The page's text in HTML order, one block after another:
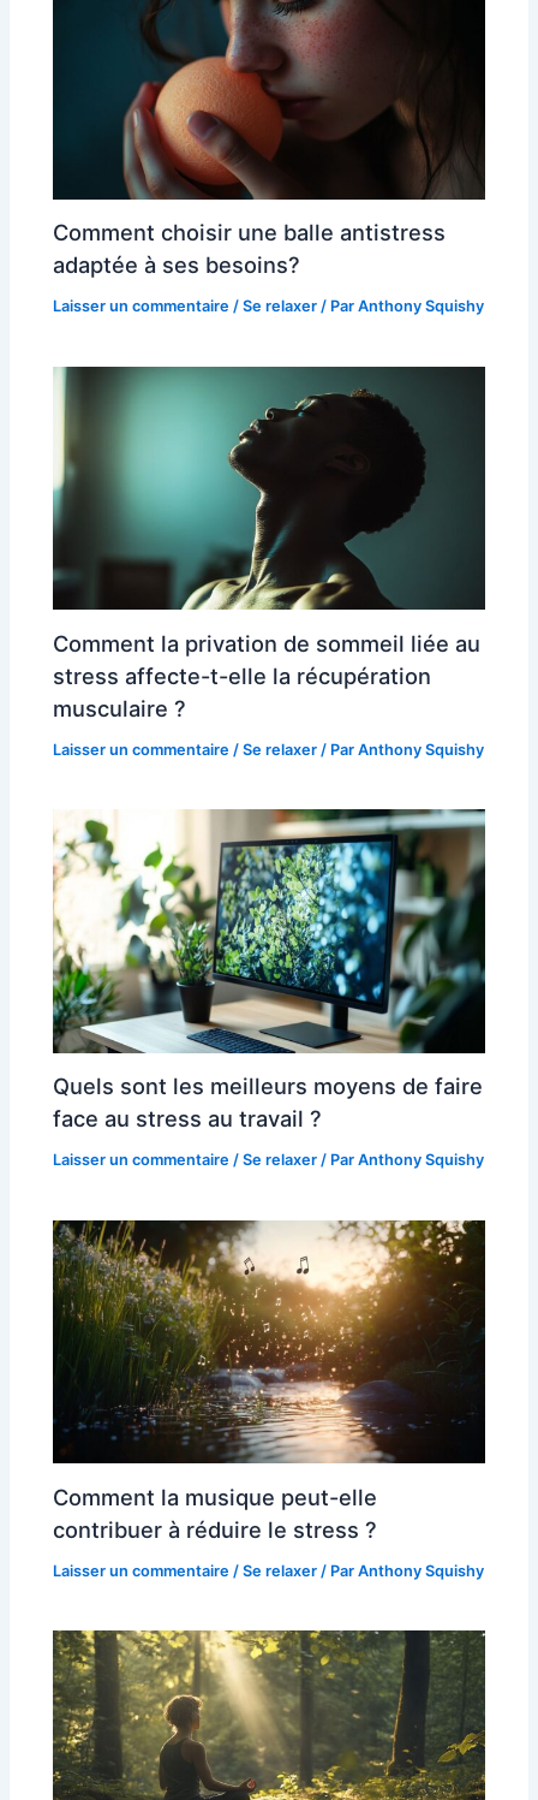
Comment choisir une balle antistress
adaptée à ses besoins?
Laisser un commentaire /Se relaxer / ParAnthony Squishy
Comment la privation de sommeil liée au
stress affecte-t-elle la récupération
musculaire ?
Laisser un commentaire /Se relaxer / ParAnthony Squishy
Quels sont les meilleurs moyens de faire
face au stress au travail ?
Laisser un commentaire /Se relaxer / ParAnthony Squishy
Comment la musique peut-elle
contribuer à réduire le stress ?
Laisser un commentaire /Se relaxer / ParAnthony Squishy